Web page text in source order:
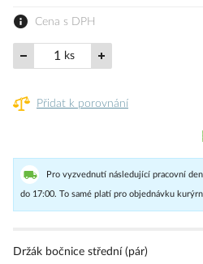
Cena s DPH
ks
Přidat k porovnání
Pro vyzvednutí následující pracovní
do 17:00. To samé platí pro objednávku
Držák bočnice střední (pár)